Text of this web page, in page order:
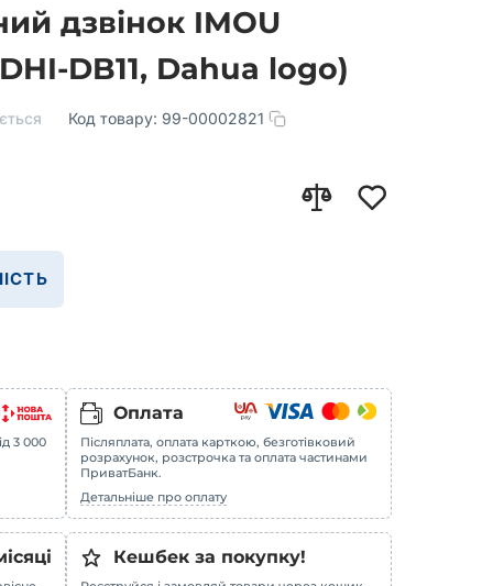
дзвінок IMOU
DB11, Dahua logo)
Код товару: 99-00002821
3 000
Оплата
Післяплата, оплата карткою, безготівковий
розрахунок, розстрочка та оплата частинами
ПриватБанк.
Детальніше про оплату
Кешбек за покупку!